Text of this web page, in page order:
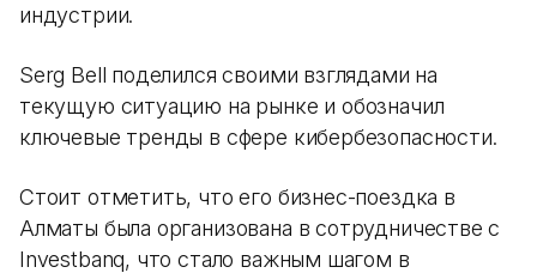
индустрии.
Serg Bell поделился своими взглядами на
текущую ситуацию на рынке и обозначил
ключевые тренды в сфере кибербезопасности.
Стоит отметить, что его бизнес-поездка в
Алматы была организована в сотрудничестве с
Investbanq, что стало важным шагом в